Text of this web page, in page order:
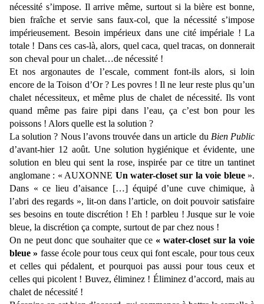
nécessité s’impose. Il arrive même, surtout si la bière est bonne,
bien fraîche et servie sans faux-col, que la nécessité s’impose
impérieusement. Besoin impérieux dans une cité impériale ! La
totale ! Dans ces cas-là, alors, quel caca, quel tracas, on donnerait
son cheval pour un chalet…de nécessité !
Et nos argonautes de l’escale, comment font-ils alors, si loin
encore de la Toison d’Or ? Les povres ! Il ne leur reste plus qu’un
chalet nécessiteux, et même plus de chalet de nécessité. Ils vont
quand même pas faire pipi dans l’eau, ça c’est bon pour les
poissons ! Alors quelle est la solution ?
La solution ? Nous l’avons trouvée dans un article du Bien Public
d’avant-hier 12 août. Une solution hygiénique et évidente, une
solution en bleu qui sent la rose, inspirée par ce titre un tantinet
anglomane : « AUXONNE Un water-closet sur la voie bleue».
Dans « ce lieu d’aisance […] équipé d’une cuve chimique, à
l’abri des regards », lit-on dans l’article, on doit pouvoir satisfaire
ses besoins en toute discrétion ! Eh ! parbleu ! Jusque sur le voie
bleue, la discrétion ça compte, surtout de par chez nous !
On ne peut donc que souhaiter que ce « water-closet sur la voie
bleue » fasse école pour tous ceux qui font escale, pour tous ceux
et celles qui pédalent, et pourquoi pas aussi pour tous ceux et
celles qui picolent ! Buvez, éliminez ! Éliminez d’accord, mais au
chalet de nécessité !